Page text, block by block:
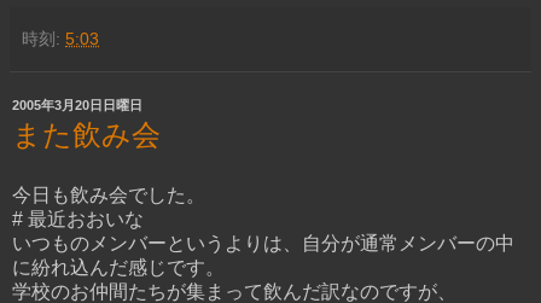
時刻: 5:03
2005年3月20日日曜日
また飲み会
今日も飲み会でした。
# 最近おおいな
いつものメンバーというよりは、自分が通常メンバーの中
に紛れ込んだ感じです。
学校のお仲間たちが集まって飲んだ訳なのですが、